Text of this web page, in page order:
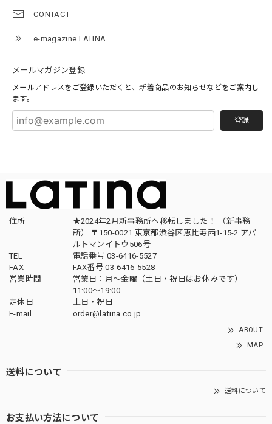
CONTACT
e-magazine LATINA
メールマガジン登録
メールアドレスをご登録いただくと、新着商品のお知らせなどをご案内し
ます。
登録
住所
★2024年2月新事務所へ移転しました！ （新事務
所） 〒150-0021 東京都渋谷区恵比寿西1-15-2 アパ
ルトマンイトウ506号
TEL
電話番号 03-6416-5527
FAX
FAX番号 03-6416-5528
営業時間
営業日：月〜金曜（土日・祝日はお休みです）
11:00〜19:00
定休日
土日・祝日
E-mail
order@latina.co.jp
ABOUT
MAP
送料について
送料について
お支払い方法について